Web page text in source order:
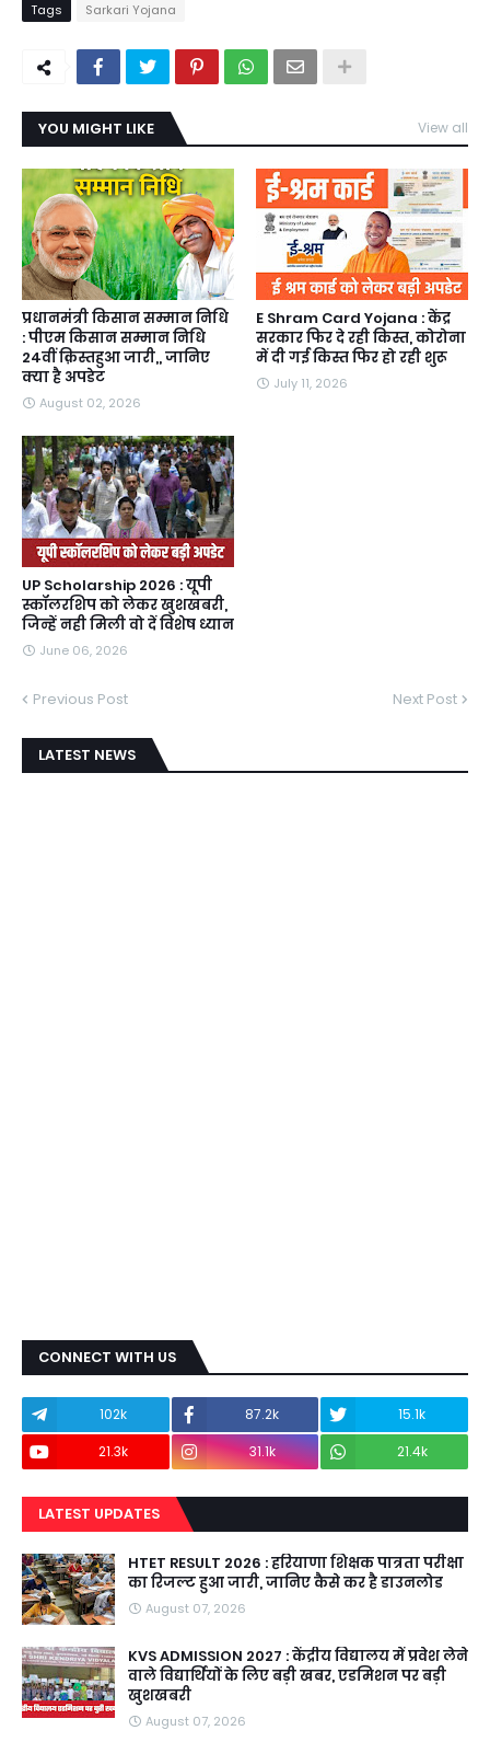
Tags Sarkari Yojana
YOU MIGHT LIKE View all
प्रधानमंत्री किसान सम्मान निधि
: पीएम किसान सम्मान निधि
24वीं क़िस्तहुआ जारी,, जानिए
क्या है अपडेट
August 02, 2026
E Shram Card Yojana : केंद्र
सरकार फिर दे रही किस्त, कोरोना
में दी गई किस्त फिर हो रही शुरू
July 11, 2026
UP Scholarship 2026 : यूपी
स्कॉलरशिप को लेकर खुशखबरी,
जिन्हें नही मिली वो दें विशेष ध्यान
June 06, 2026
Previous Post Next Post
LATEST NEWS
CONNECT WITH US
102k 87.2k
15.1k
21.3k
31.1k 21.4k
LATEST UPDATES
HTET RESULT 2026 : हरियाणा शिक्षक पात्रता परीक्षा
का रिजल्ट हुआ जारी, जानिए कैसे कर है डाउनलोड
August 07, 2026
KVS ADMISSION 2027 : केंद्रीय विद्यालय में प्रवेश लेने
वाले विद्यार्थियों के लिए बड़ी खबर, एडमिशन पर बड़ी
खुशखबरी
August 07, 2026